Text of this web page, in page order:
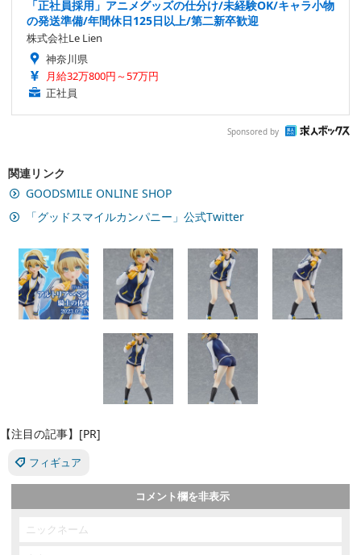
「正社員採用」アニメグッズの仕分け/未経験OK/キャラ小物
の発送準備/年間休日125日以上/第二新卒歓迎
株式会社Le Lien
神奈川県
月給32万800円～57万円
正社員
Sponsored by
関連リンク
GOODSMILE ONLINE SHOP
「グッドスマイルカンパニー」公式Twitter
【注目の記事】[PR]
フィギュア
コメント欄を非表示